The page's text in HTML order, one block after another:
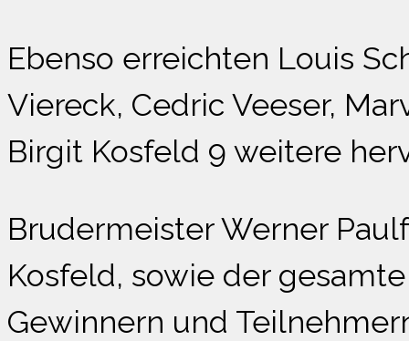
Ebenso erreichten Louis
Viereck, Cedric Veeser,
Birgit Kosfeld 9 weitere
Brudermeister Werner
Kosfeld, sowie der
Gewinnern und